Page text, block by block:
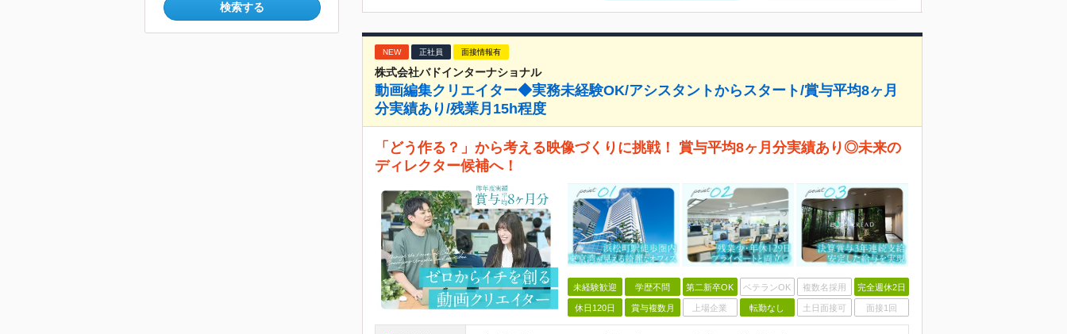
検索する
NEW 正社員 面接情報有
株式会社バドインターナショナル
動画編集クリエイター◆実務未経験OK/アシスタントからスタート/賞与平均8ヶ月
分実績あり/残業月15h程度
「どう作る？」から考える映像づくりに挑戦！ 賞与平均8ヶ月分実績あり◎未来の
ディレクター候補へ！
未経験歓迎 学歴不問 第二新卒OK ベテランOK 複数名採用 完全週休2日
休日120日 賞与複数月 上場企業 転勤なし 土日面接可 面接1回